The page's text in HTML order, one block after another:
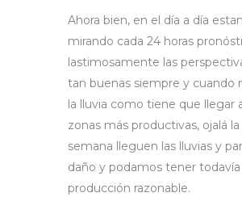
Ahora bien, en el día a día
mirando cada 24 horas
lastimosamente las
tan buenas siempre y cuando
la lluvia como tiene que llegar
zonas más productivas, ojalá
semana lleguen las lluvias y
daño y podamos tener todavía
producción razonable.